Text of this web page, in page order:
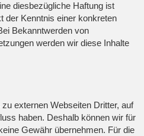
diesbezügliche Haftung ist
der Kenntnis einer konkreten
Bekanntwerden von
werden wir diese Inhalte
externen Webseiten Dritter, auf
haben. Deshalb können wir für
Gewähr übernehmen. Für die